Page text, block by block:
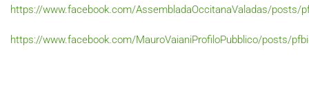
https://www.facebook.com/AssembladaOccitanaValadas/posts/
https://www.facebook.com/MauroVaianiProfiloPubblico/posts/